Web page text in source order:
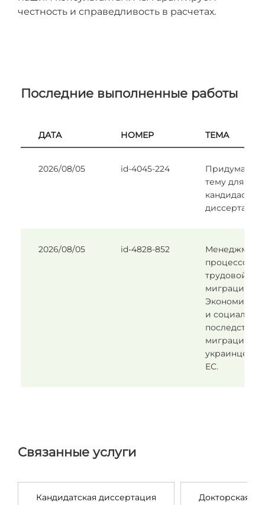
честность и справедливость в расчетах.
Последние выполненные работы
ДАТА НОМЕР ТЕМА
2026/08/05 id-4045-224
Придумать
тему для
диссертаци
2026/08/05 id-4828-852
Менеджмент
процессов
трудовой
миграции:
и
последствия
миграции
украинцев в
ЕС.
Связанные услуги
Кандидатская диссертация Докторская